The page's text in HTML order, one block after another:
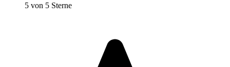
5 von 5 Sterne